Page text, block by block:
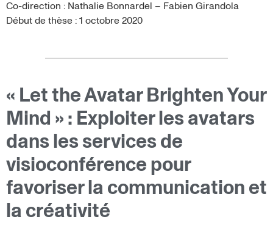
Co-direction : Nathalie Bonnardel – Fabien Girandola
Début de thèse : 1 octobre 2020
« Let the Avatar Brighten Your
Mind » : Exploiter les avatars
dans les services de
visioconférence pour
favoriser la communication et
la créativité